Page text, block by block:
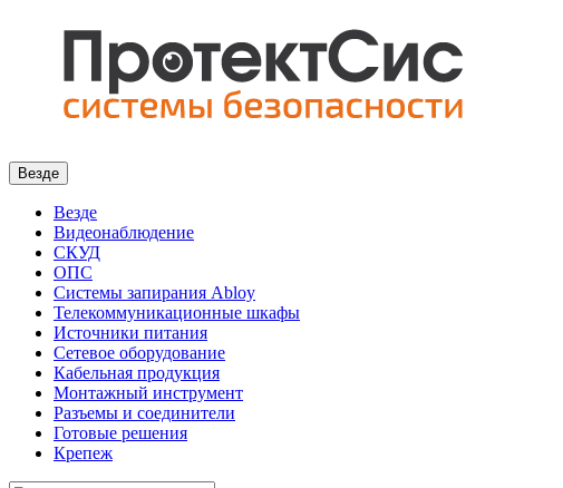
Везде
Везде
Видеонаблюдение
СКУД
ОПС
Системы запирания Abloy
Телекоммуникационные шкафы
Источники питания
Сетевое оборудование
Кабельная продукция
Монтажный инструмент
Разъемы и соединители
Готовые решения
Крепеж